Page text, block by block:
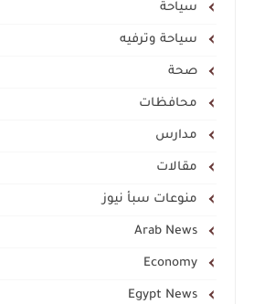
سياحة
سياحة وترفيه
صحة
محافظات
مدارس
مقالات
منوعات سبأ نيوز
Arab News
Economy
Egypt News